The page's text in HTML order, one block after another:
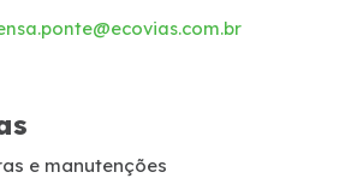
e manutenções